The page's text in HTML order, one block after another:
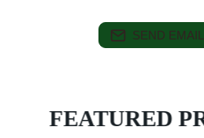
SEND
FEATURED